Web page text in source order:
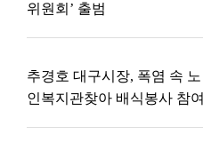
위원회’ 출범
추경호 대구시장, 폭염 속 노
인복지관찾아 배식봉사 참여